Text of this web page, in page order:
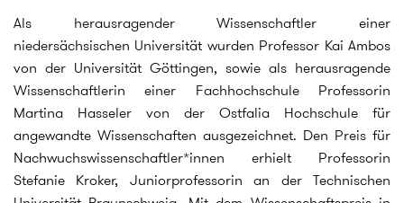
Als herausragender Wissenschaftler einer
niedersächsischen Universität wurden Professor Kai Ambos
von der Universität Göttingen, sowie als herausragende
Wissenschaftlerin einer Fachhochschule Professorin
Martina Hasseler von der Ostfalia Hochschule für
angewandte Wissenschaften ausgezeichnet. Den Preis für
Nachwuchswissenschaftler*innen erhielt Professorin
Stefanie Kroker, Juniorprofessorin an der Technischen